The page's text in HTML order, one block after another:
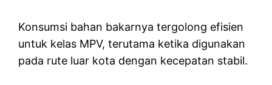
Konsumsi bahan bakarnya tergolong efisien
untuk kelas MPV, terutama ketika digunakan
pada rute luar kota dengan kecepatan stabil.